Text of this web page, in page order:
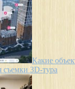
Какие
съемки 3D-тура